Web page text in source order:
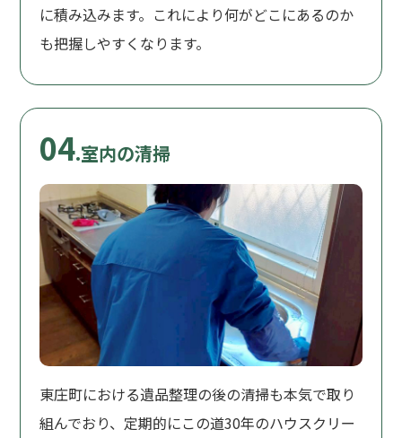
に積み込みます。これにより何がどこにあるのか
も把握しやすくなります。
04.室内の清掃
東庄町における遺品整理の後の清掃も本気で取り
組んでおり、定期的にこの道30年のハウスクリー